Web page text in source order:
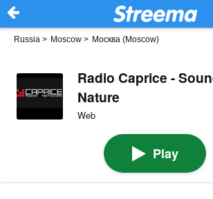
Russia > Moscow > Москва (Moscow)
Radio Caprice -
Nature
Web
Play